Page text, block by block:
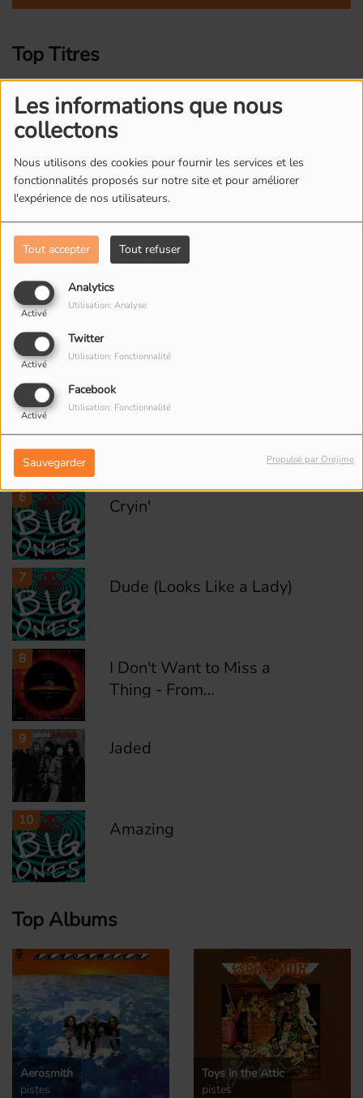
Les informations que nous
collectons
Nous utilisons des cookies pour fournir les services et les
fonctionnalités proposés sur notre site et pour améliorer
l'expérience de nos utilisateurs.
Tout accepter Tout refuser
Analytics
Activé
Utilisation: Analyse
Twitter
Activé
Utilisation: Fonctionnalité
Facebook
Activé
Utilisation: Fonctionnalité
Sauvegarder Propulsé par Orejime
Top Titres
Dream On
Walk This Way
3 Sweet Emotion
4
5
6 Cryin'
7 Dude (Looks Like a Lady)
8
I Don't Want to Miss a
Thing - From
9 Jaded
10 Amazing
Top Albums
Aerosmith
pistes
Toys in the Attic
pistes